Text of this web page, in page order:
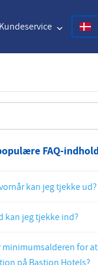
Kundeservice
Hrvatski
Finnish
Czech
zł
CHF
FAQ-indhold
kan jeg tjekke ud?
kan jeg tjekke ind?
minimumsalderen for